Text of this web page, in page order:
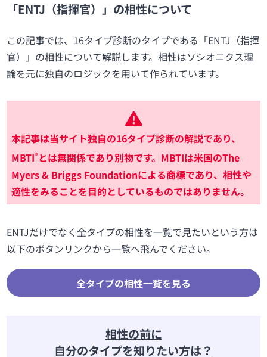
「ENTJ（指揮官）」の相性について
この記事では、16タイプ診断のタイプである「ENTJ（指揮
官）」の相性について解説します。相性はソシオニクス理
論を元に独自のロジックを用いて作られています。
本記事は当サイト独自の16タイプ診断の解説であり、
MBTI®とは無関係であり別物です。MBTIは米国のThe
Myers & Briggs Foundationによる商標であり、相性や
適性をみることを目的としているものではありません。
ENTJだけでなく全タイプの相性を一覧で見たいという方は
以下のボタンリンクから一覧へ飛んでください。
全タイプの相性一覧を見る
相性の前に
自分のタイプを知りたい方は？